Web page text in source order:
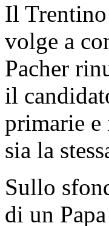
Il Trentino
volge a
Pacher
il
primarie e
sia la
Sullo
di un